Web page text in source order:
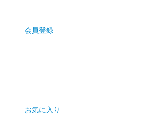
会員登録
お気に入り